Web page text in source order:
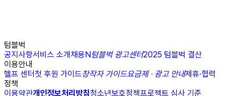
텀블벅
공지사항서비스 소개채용N텀블벅 광고센터2025 텀블벅 결산
이용안내
헬프 센터첫 후원 가이드창작자 가이드요금제 · 광고 안내제휴·협력
정책
이용약관개인정보처리방침청소년보호정책프로젝트 심사 기준